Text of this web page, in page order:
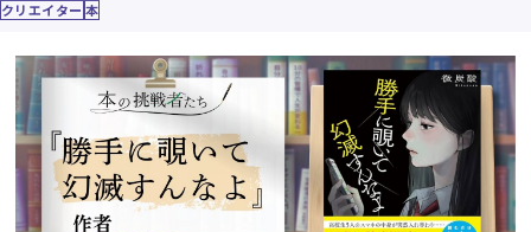
クリエイター 本